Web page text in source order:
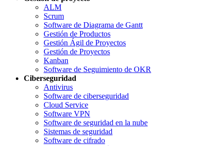
ALM
Scrum
Software de Diagrama de Gantt
Gestión de Productos
Gestión Ágil de Proyectos
Gestión de Proyectos
Kanban
Software de Seguimiento de OKR
Ciberseguridad
Antivirus
Software de ciberseguridad
Cloud Service
Software VPN
Software de seguridad en la nube
Sistemas de seguridad
Software de cifrado